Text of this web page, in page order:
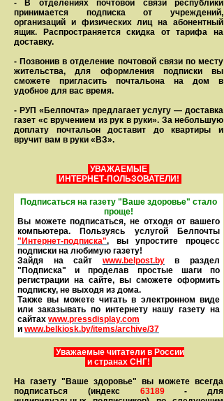
- В отделениях почтовой связи рес­пуб­лики
принимается подписка от учреждений,
организаций и фи­зи­ческих лиц на абонентный
ящик. Распространяется скидка от тарифа на
доставку.
- Позвонив в отделение почтовой связи по месту
жительства, для оформления подписки вы
сможете пригласить почтальона на дом в
удобное для вас время.
- РУП «Белпочта» предлагает услугу — доставка
газет «с вручением из рук в руки». За небольшую
доплату почтальон доставит до квартиры и
вручит вам в руки «ВЗ».
УВАЖАЕМЫЕ
ИНТЕРНЕТ-ПОЛЬЗОВАТЕЛИ!
Подписаться на газету "Ваше здоровье" стало
проще!
Вы можете подписаться, не отходя от вашего
компьютера. Пользуясь услугой Белпочты
"Интернет-подписка", вы упростите процесс
подписки на любимую газету!
Зайдя на сайт www.belpost.by
в раздел
"Подписка" и проделав простые шаги по
регистрации на сайте, вы сможете оформить
под­писку, не выходя из дома.
Также вы можете читать в элек­тронном виде
или заказывать по интернету нашу газету на
сайтах www.pressdisplay.com
и www.belkiosk.by/items/archive/37
Уважаемые читатели в России
и странах СНГ!
На газету "Ваше здоровье" вы можете всегда
подписаться (индекс 63189- для